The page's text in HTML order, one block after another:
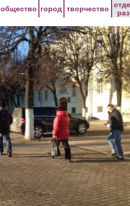
общество город творчество